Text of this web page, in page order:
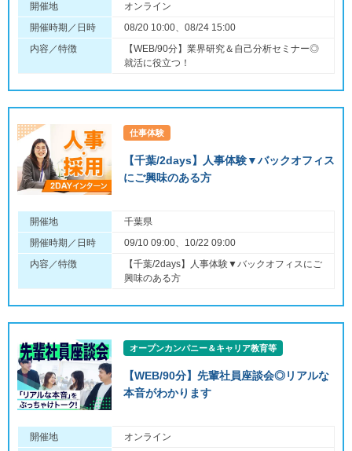
開催地
オンライン
開催時期／日時
08/20 10:00、08/24 15:00
内容／特徴
【WEB/90分】業界研究＆自己分析セミナー◎
就活に役立つ！
仕事体験
【千葉/2days】人事体験▼バックオフィス
にご興味のある方
開催地
千葉県
開催時期／日時
09/10 09:00、10/22 09:00
内容／特徴
【千葉/2days】人事体験▼バックオフィスにご
興味のある方
オープンカンパニー＆キャリア教育等
【WEB/90分】先輩社員座談会◎リアルな
本音がわかります
開催地
オンライン